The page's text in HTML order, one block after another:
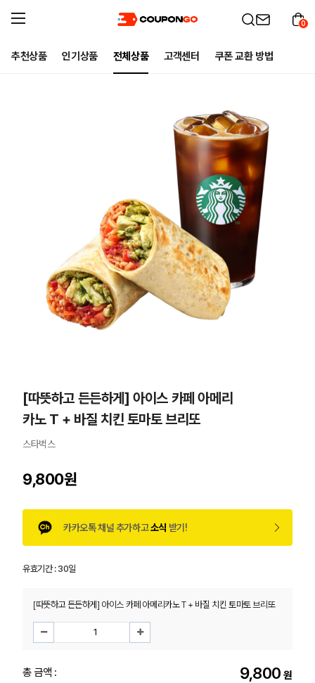
추천상품 인기상품 전체상품 고객센터 쿠폰 교환 방법
0
[따뜻하고 든든하게] 아이스 카페 아메리
카노 T + 바질 치킨 토마토 브리또
스타벅스
9,800원
카카오톡 채널 추가하고소식 받기!
유효기간 :30일
[따뜻하고 든든하게] 아이스 카페 아메리카노 T + 바질 치킨 토마토 브리또
총 금액 : 9,800 원